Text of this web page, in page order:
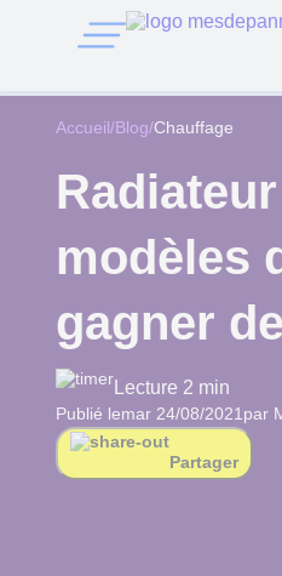
Accueil/Blog/Chauffage
modèles
gagner
Lecture 2 min
Publié lemar 24/08/2021 par
Partager